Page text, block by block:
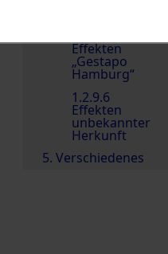
Effekten
„Gestapo
Hamburg“
1.2.9.6
Effekten
unbekannter
Herkunft
5. Verschiedenes